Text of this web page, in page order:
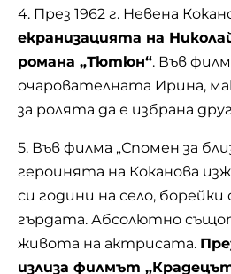
4. През 1962 г. Невена
екранизацията на
романа „Тютюн“. Във
очарователната Ирина,
за ролята да е избрана
5. Във филма „Спомен за
героинята на Коканова
си години на село, борейки
гърдата. Абсолютно
живота на актрисата.
излиза филмът